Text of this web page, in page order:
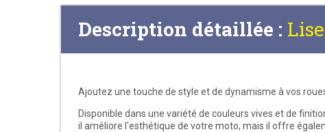
Description détaillée :
Ajoutez une touche de style et de dynamisme à vos
Disponible dans une variété de couleurs vives et de
il améliore l'esthétique de votre moto, mais il offre